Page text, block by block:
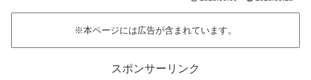
※本ページには広告が含まれています。
スポンサーリンク